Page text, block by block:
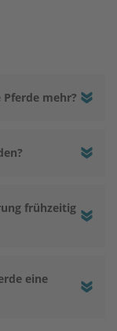
mehr?
frühzeitig
eine